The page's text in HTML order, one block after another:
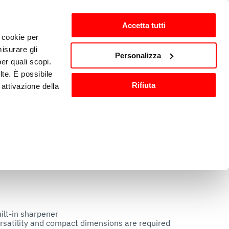
per
gli
quali scopi.
È possibile
della
per fornire
il nostro
altre
Accetta tutti
Personalizza
Rifiuta
zh-CN
洗与消毒 其他厨房设备
in sharpener
and compact dimensions are required